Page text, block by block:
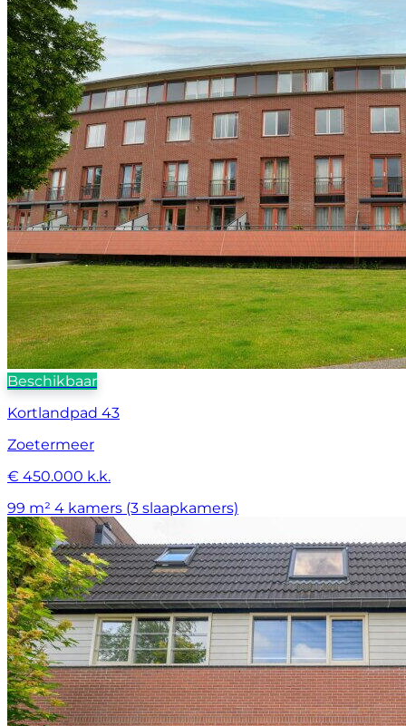
Beschikbaar
Kortlandpad 43
Zoetermeer
€ 450.000 k.k.
99 m² 4 kamers (3 slaapkamers)